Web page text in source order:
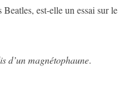
Beatles, est-elle un essai sur le
d’un magnétophaune.